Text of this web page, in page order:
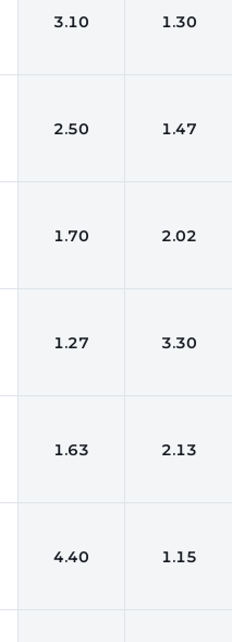
3.10 1.30
2.50 1.47
1.70 2.02
1.27 3.30
1.63 2.13
4.40 1.15